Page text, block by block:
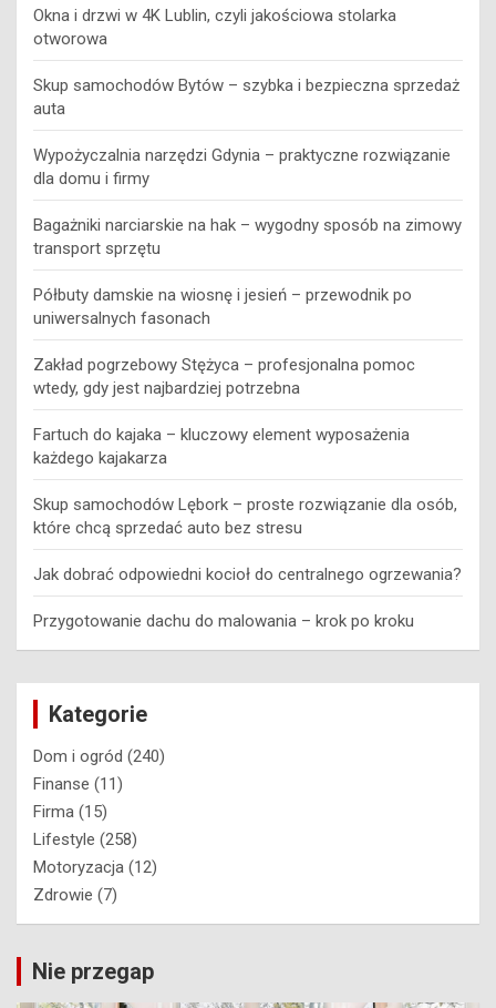
Okna i drzwi w 4K Lublin, czyli jakościowa stolarka
otworowa
Skup samochodów Bytów – szybka i bezpieczna sprzedaż
auta
Wypożyczalnia narzędzi Gdynia – praktyczne rozwiązanie
dla domu i firmy
Bagażniki narciarskie na hak – wygodny sposób na zimowy
transport sprzętu
Półbuty damskie na wiosnę i jesień – przewodnik po
uniwersalnych fasonach
Zakład pogrzebowy Stężyca – profesjonalna pomoc
wtedy, gdy jest najbardziej potrzebna
Fartuch do kajaka – kluczowy element wyposażenia
każdego kajakarza
Skup samochodów Lębork – proste rozwiązanie dla osób,
które chcą sprzedać auto bez stresu
Jak dobrać odpowiedni kocioł do centralnego ogrzewania?
Przygotowanie dachu do malowania – krok po kroku
Kategorie
Dom i ogród (240)
Finanse (11)
Firma (15)
Lifestyle (258)
Motoryzacja (12)
Zdrowie (7)
Nie przegap